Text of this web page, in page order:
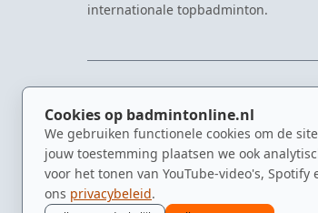
Cookies op badmintonline.nl
We gebruiken functionele cookies om de
jouw toestemming plaatsen we ook
voor het tonen van YouTube-video's, Spotify
ons privacybeleid.
internationale topbadminton.
Nieuws
Kennisbank
Spelers
Clubs
Video's